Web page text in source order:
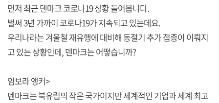
먼저 최근 덴마크 코로나19 상황 들어봅니다.
벌써 3년 가까이 코로나19가 지속되고 있는데요.
우리나라는 겨울철 재유행에 대비해 동절기 추가 접종이 이뤄지
고 있는 상황인데, 덴마크는 어떻습니까?
임보라 앵커>
덴마크는 북유럽의 작은 국가이지만 세계적인 기업과 세계 최고